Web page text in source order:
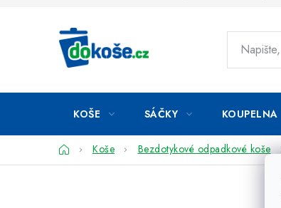
KOŠE SÁČKY KOUPELNA
DomůKoše Bezdotykové odpadkové koše